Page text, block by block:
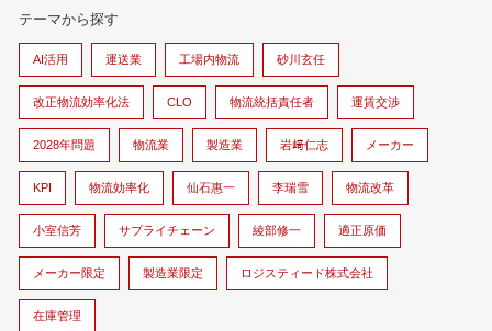
テーマから探す
AI活用 運送業 工場内物流 砂川玄任
改正物流効率化法 CLO 物流統括責任者 運賃交渉
2028年問題 物流業 製造業 岩﨑仁志 メーカー
KPI 物流効率化 仙石惠一 李瑞雪 物流改革
小室信芳 サプライチェーン 綾部修一 適正原価
メーカー限定 製造業限定 ロジスティード株式会社
在庫管理